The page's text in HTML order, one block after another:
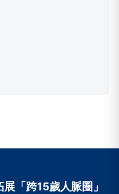
「跨15歲人脈圈」